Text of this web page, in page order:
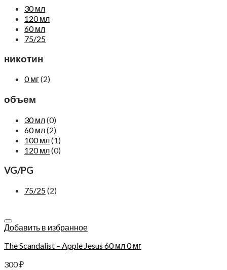
30 мл
120 мл
60 мл
75/25
никотин
0 мг(2)
объем
30 мл(0)
60 мл(2)
100 мл(1)
120 мл(0)
VG/PG
75/25(2)
Добавить в избранное
The Scandalist – Apple Jesus 60 мл 0 мг
300₽